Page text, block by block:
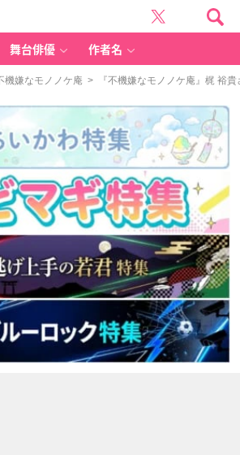
舞台俳優 作者名
機嫌なモノノケ庵 > 『不機嫌なモノノケ庵』梶 裕